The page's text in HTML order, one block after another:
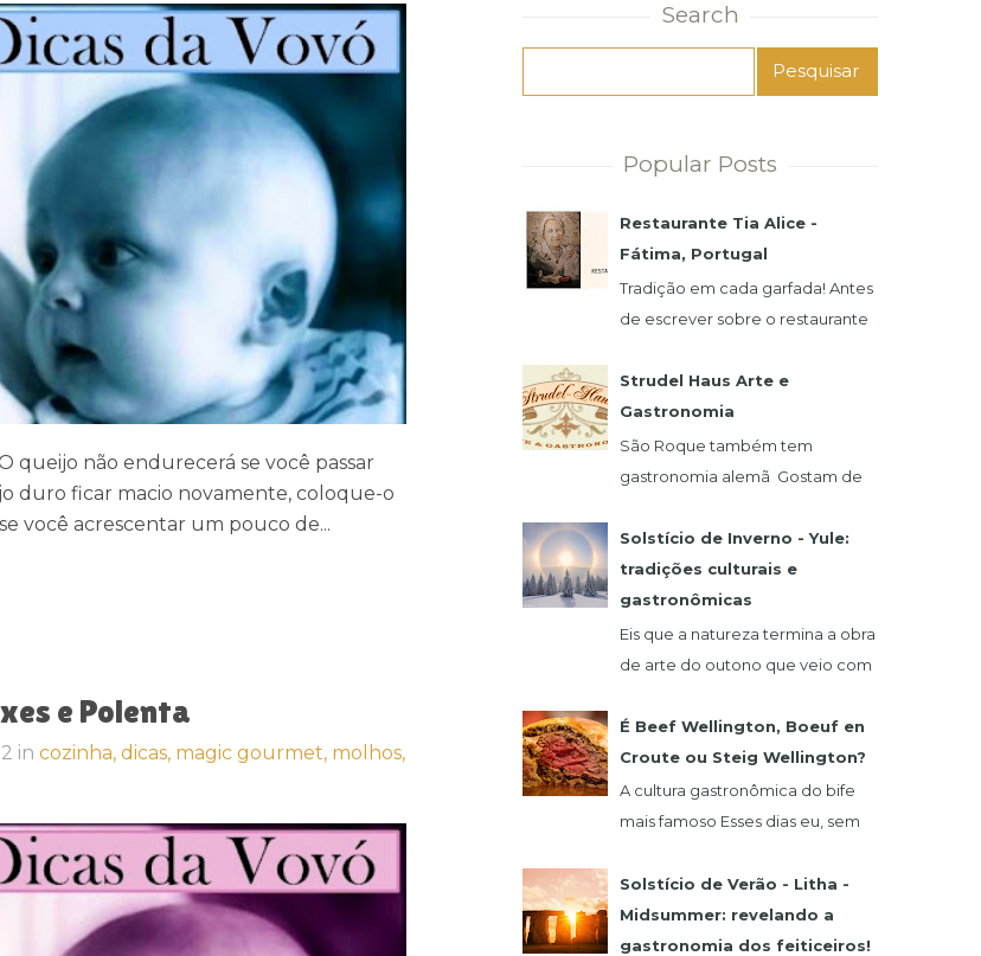
queijo não endurecerá se você passar
duro ficar macio novamente, coloque-o
você acrescentar um pouco de...
e Polenta
in cozinha, dicas, magic gourmet, molhos,
Search
Popular Posts
Restaurante Tia Alice -
Fátima, Portugal
Tradição em cada garfada! Antes
de escrever sobre o restaurante
agradecer imensamente pela
atenção de seu filho,...
Strudel Haus Arte e
Gastronomia
São Roque também tem
gastronomia alemã Gostam de
de um restaurante que fica na
região de São Roque, o qua...
Solstício de Inverno - Yule:
tradições culturais e
gastronômicas
Eis que a natureza termina a obra
de arte do outono que veio com
vermelho, laranja e amarelo. 21
de dezembro abre as...
É Beef Wellington, Boeuf en
Croute ou Steig Wellington?
A cultura gastronômica do bife
mais famoso Esses dias eu, sem
francês Claude Troisgros no qual
ele ensinava um a...
Solstício de Verão - Litha -
Midsummer: revelando a
gastronomia dos feiticeiros!